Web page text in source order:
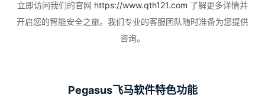
立即访问我们的官网 https://www.qth121.com 了解更多详情并
开启您的智能安全之旅。我们专业的客服团队随时准备为您提供
咨询。
Pegasus飞马软件特色功能